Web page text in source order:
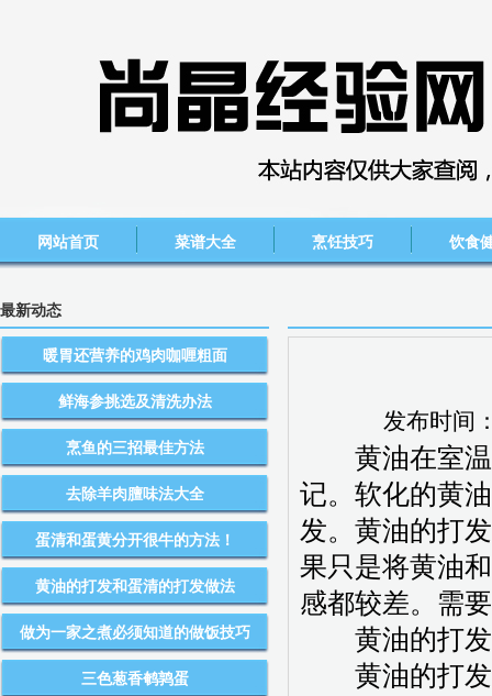
网站首页 菜谱大全 烹饪技巧 饮食
最新动态
暖胃还营养的鸡肉咖喱粗面
鲜海参挑选及清洗办法
烹鱼的三招最佳方法
去除羊肉膻味法大全
蛋清和蛋黄分开很牛的方法！
黄油的打发和蛋清的打发做法
做为一家之煮必须知道的做饭技巧
三色葱香鹌鹑蛋
发布时间
黄油在室温
记。软化的黄
发。黄油的打
果只是将黄油
感都较差。需
黄油的打发
黄油的打发